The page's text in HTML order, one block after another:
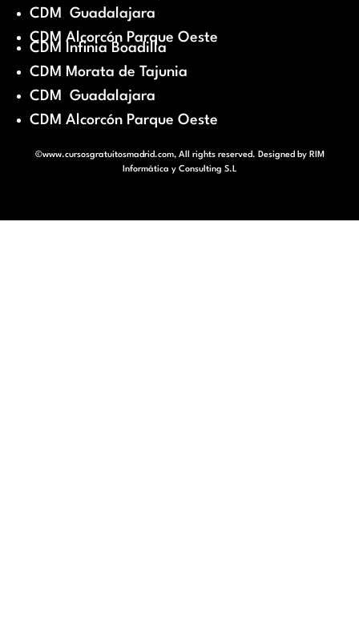
CDM Guadalajara
CDM Alcorcón Parque Oeste
CDM Infinia Boadilla
CDM Morata de Tajunia
CDM Guadalajara
CDM Alcorcón Parque Oeste
©www.cursosgratuitosmadrid.com, All rights reserved. Designed by RIM
Informática y Consulting S.L